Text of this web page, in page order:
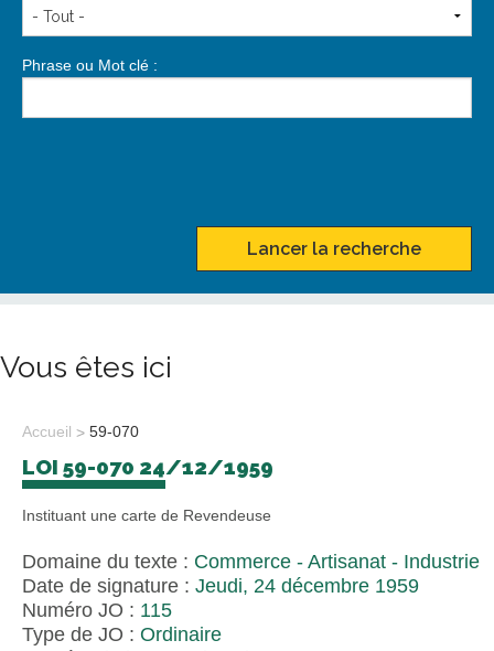
Phrase ou Mot clé :
Lancer la recherche
Vous êtes ici
Accueil 59-070
LOI 59-070 24/12/1959
Instituant une carte de Revendeuse
Domaine du texte : Commerce - Artisanat - Industrie
Date de signature : Jeudi, 24 décembre 1959
Numéro JO : 115
Type de JO : Ordinaire